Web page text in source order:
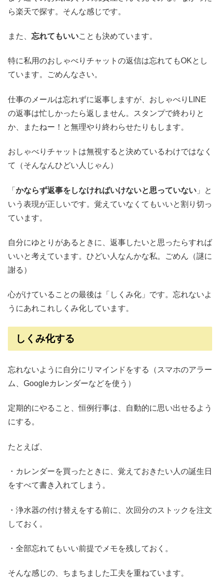
ら楽天で探す。そんな感じです。
また、 忘れてもいいことも決めています。
特に私用のおしゃべりチャットの返信は忘れてもOKとし
ています。ごめんなさい。
仕事のメールは忘れずに返事しますが、おしゃべりLINE
の返事は忙しかったら返しません。スタンプで終わりと
か、またねー！と無理やり終わらせたりもします。
おしゃべりチャットは無視すると決めているわけではなく
て（そんなんひどい人じゃん）
「 かならず返事をしなければいけないと思っていない 」と
いう表現が正しいです。覚えていなくてもいいと割り切っ
ています。
自分にゆとりがあるときに、返事したいと思ったらすれば
いいと考えています。ひどい人なんかな私。ごめん（謎に
謝る）
心がけていることの最後は「しくみ化」です。忘れないよ
うにあれこれしくみ化しています。
しくみ化する
忘れないように自分にリマインドをする（スマホのアラー
ム、Googleカレンダーなどを使う）
定期的にやること、恒例行事は、自動的に思い出せるよう
にする。
たとえば、
・カレンダーを買ったときに、覚えておきたい人の誕生日
をすべて書き入れてしまう。
・浄水器の付け替えをする前に、次回分のストックを注文
しておく。
・全部忘れてもいい前提でメモを残しておく。
そんな感じの、ちまちました工夫を重ねています。